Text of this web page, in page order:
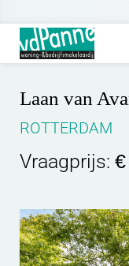
Laan van
ROTTERDAM
Vraagprijs: